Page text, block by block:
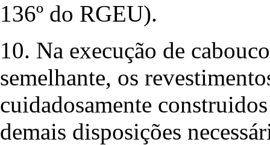
136º do RGEU).
10. Na execução de
semelhante, os
cuidadosamente
demais disposições